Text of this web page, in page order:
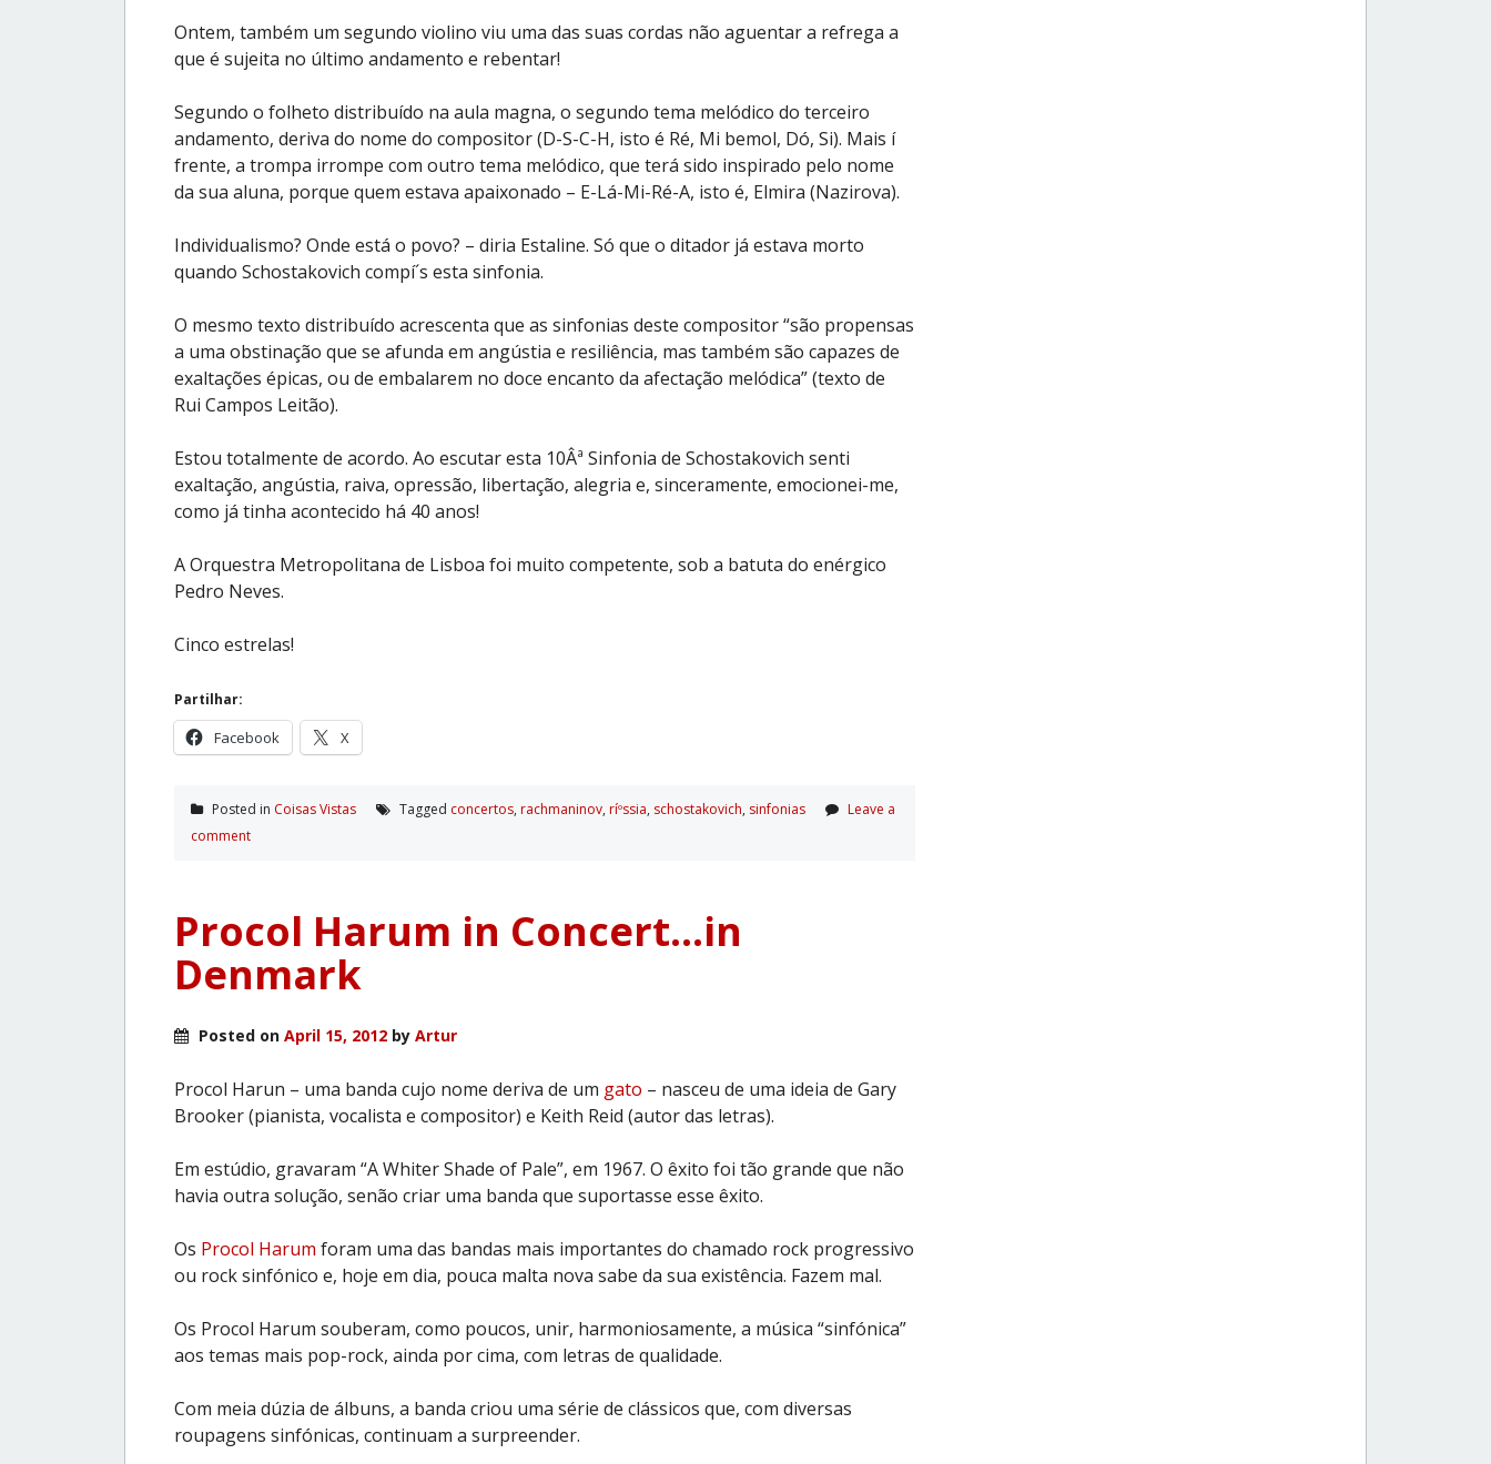
Ontem, também um segundo violino viu uma das suas cordas não aguentar a refrega a
que é sujeita no último andamento e rebentar!
Segundo o folheto distribuído na aula magna, o segundo tema melódico do terceiro
andamento, deriva do nome do compositor (D-S-C-H, isto é Ré, Mi bemol, Dó, Si). Mais í
frente, a trompa irrompe com outro tema melódico, que terá sido inspirado pelo nome
da sua aluna, porque quem estava apaixonado – E-Lá-Mi-Ré-A, isto é, Elmira (Nazirova).
Individualismo? Onde está o povo? – diria Estaline. Só que o ditador já estava morto
quando Schostakovich compí´s esta sinfonia.
O mesmo texto distribuído acrescenta que as sinfonias deste compositor “são propensas
a uma obstinação que se afunda em angústia e resiliência, mas também são capazes de
exaltações épicas, ou de embalarem no doce encanto da afectação melódica” (texto de
Rui Campos Leitão).
Estou totalmente de acordo. Ao escutar esta 10Âª Sinfonia de Schostakovich senti
exaltação, angústia, raiva, opressão, libertação, alegria e, sinceramente, emocionei-me,
como já tinha acontecido há 40 anos!
A Orquestra Metropolitana de Lisboa foi muito competente, sob a batuta do enérgico
Pedro Neves.
Cinco estrelas!
Partilhar:
Facebook X
Posted in Coisas Vistas Tagged concertos, rachmaninov, ríºssia, schostakovich, sinfonias
Leave a
comment
Procol Harum in Concert…in
Denmark
Posted on April 15, 2012 by Artur
Procol Harun – uma banda cujo nome deriva de um gato – nasceu de uma ideia de Gary
Brooker (pianista, vocalista e compositor) e Keith Reid (autor das letras).
Em estúdio, gravaram “A Whiter Shade of Pale”, em 1967. O êxito foi tão grande que não
havia outra solução, senão criar uma banda que suportasse esse êxito.
Os Procol Harum foram uma das bandas mais importantes do chamado rock progressivo
ou rock sinfónico e, hoje em dia, pouca malta nova sabe da sua existência. Fazem mal.
Os Procol Harum souberam, como poucos, unir, harmoniosamente, a música “sinfónica”
aos temas mais pop-rock, ainda por cima, com letras de qualidade.
Com meia dúzia de álbuns, a banda criou uma série de clássicos que, com diversas
roupagens sinfónicas, continuam a surpreender.